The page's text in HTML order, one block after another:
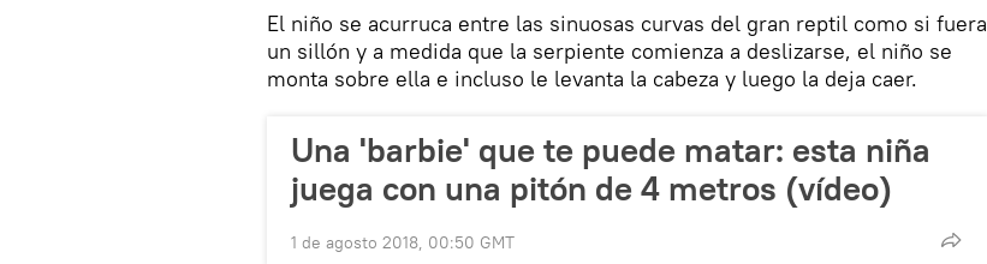
El niño se acurruca entre las sinuosas curvas del gran reptil como si fuera
un sillón y a medida que la serpiente comienza a deslizarse, el niño se
monta sobre ella e incluso le levanta la cabeza y luego la deja caer.
Una 'barbie' que te puede matar: esta niña
juega con una pitón de 4 metros (vídeo)
1 de agosto 2018, 00:50 GMT